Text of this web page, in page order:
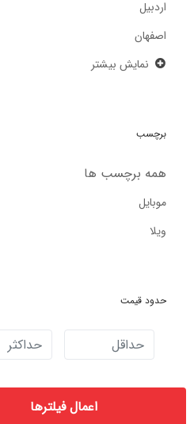
اردبیل
اصفهان
نمایش بیشتر
برچسب
همه برچسب ها
موبایل
ویلا
حدود قیمت
اعمال فیلترها